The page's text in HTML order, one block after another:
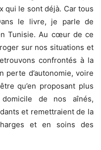
qui le sont déjà. Car tous
le livre, je parle de
Tunisie. Au cœur de ce
sur nos situations et
confrontés à la
perte d’autonomie, voire
qu’en proposant plus
de nos aînés,
et remettraient de la
et en soins des